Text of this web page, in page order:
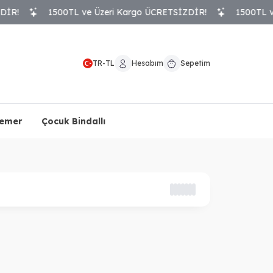
1500TL ve Üzeri Kargo ÜCRETSİZDİR! 1500TL ve
TR-TL Hesabım Sepetim
Çocuk Bindallı